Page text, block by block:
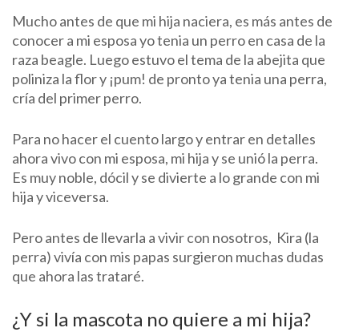
y
bebés:
¿cómo
lograr
una
y
buena
convivencia?
Mucho antes de que mi hija naciera, es más antes de
conocer a mi esposa yo tenia un perro en casa de la
raza beagle. Luego estuvo el tema de la abejita que
poliniza la flor y ¡pum! de pronto ya tenia una perra,
cría del primer perro.
Para no hacer el cuento largo y entrar en detalles
ahora vivo con mi esposa, mi hija y se unió la perra.
Es muy noble, dócil y se divierte a lo grande con mi
hija y viceversa.
Pero antes de llevarla a vivir con nosotros, Kira (la
perra) vivía con mis papas surgieron muchas dudas
que ahora las trataré.
¿Y si la mascota no quiere a mi hija?